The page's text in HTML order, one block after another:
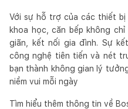
Với sự hỗ trợ của các thiết
khoa học, căn bếp không
giãn, kết nối gia đình. Sự
công nghệ tiên tiến và nét
bạn thành không gian lý
niềm vui mỗi ngày
Tìm hiểu thêm thông tin về